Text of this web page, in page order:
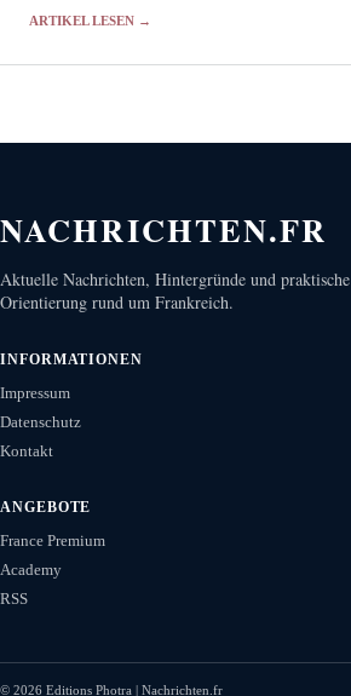
ARTIKEL LESEN →
NACHRICHTEN.FR
Aktuelle Nachrichten, Hintergründe und praktische
Orientierung rund um Frankreich.
INFORMATIONEN
Impressum
Datenschutz
Kontakt
ANGEBOTE
France Premium
Academy
RSS
© 2026 Editions Photra | Nachrichten.fr